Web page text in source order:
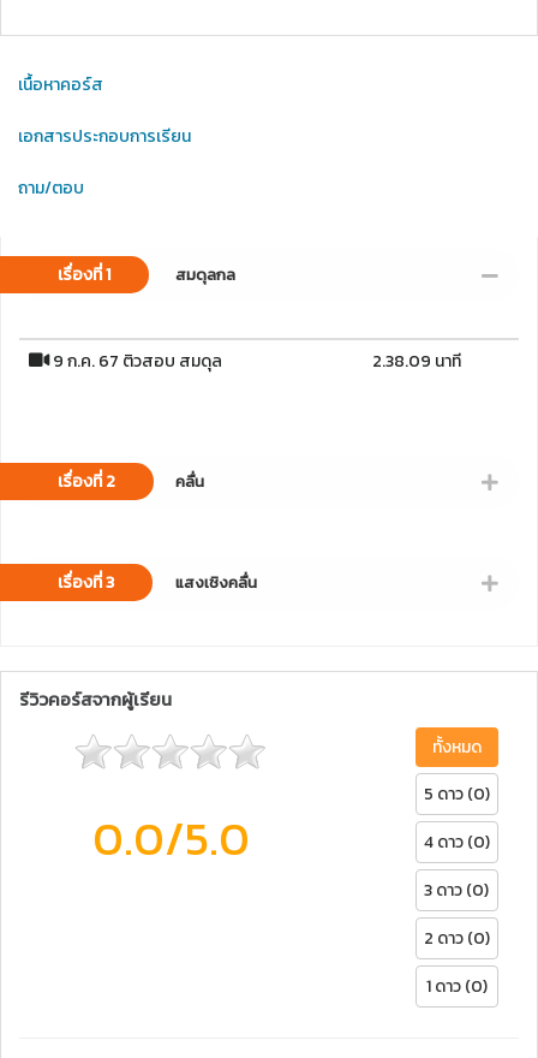
เนื้อหาคอร์ส
เอกสารประกอบการเรียน
ถาม/ตอบ
เรื่องที่ 1 สมดุลกล
9 ก.ค. 67 ติวสอบ สมดุล 2.38.09 นาที
เรื่องที่ 2 คลื่น
เรื่องที่ 3 แสงเชิงคลื่น
รีวิวคอร์สจากผู้เรียน
0.0/5.0
ทั้งหมด
5 ดาว (0)
4 ดาว (0)
3 ดาว (0)
2 ดาว (0)
1 ดาว (0)